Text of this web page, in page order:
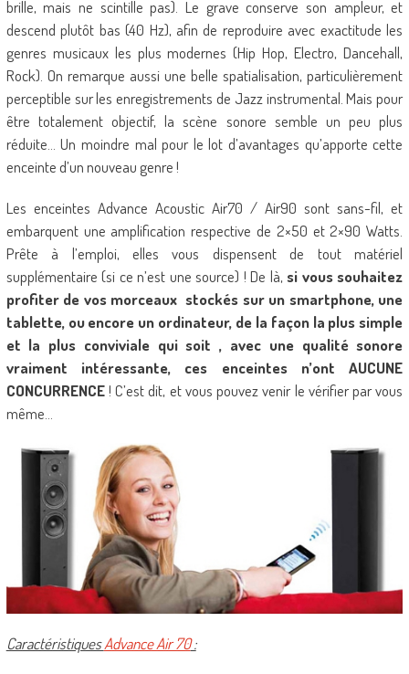
brille, mais ne scintille pas). Le grave conserve son ampleur, et
descend plutôt bas (40 Hz), afin de reproduire avec exactitude les
genres musicaux les plus modernes (Hip Hop, Electro, Dancehall,
Rock). On remarque aussi une belle spatialisation, particulièrement
perceptible sur les enregistrements de Jazz instrumental. Mais pour
être totalement objectif, la scène sonore semble un peu plus
réduite… Un moindre mal pour le lot d’avantages qu’apporte cette
enceinte d’un nouveau genre !
Les enceintes Advance Acoustic Air70 / Air90 sont sans-fil, et
embarquent une amplification respective de 2×50 et 2×90 Watts.
Prête à l’emploi, elles vous dispensent de tout matériel
supplémentaire (si ce n’est une source) ! De là,si vous souhaitez
profiter de vos morceaux stockés sur un smartphone, une
tablette, ou encore un ordinateur, de la façon la plus simple
et la plus conviviale qui soit , avec une qualité sonore
vraiment intéressante, ces enceintes n’ont AUCUNE
CONCURRENCE! C’est dit, et vous pouvez venir le vérifier par vous
même…
CaractéristiquesAdvance Air 70: